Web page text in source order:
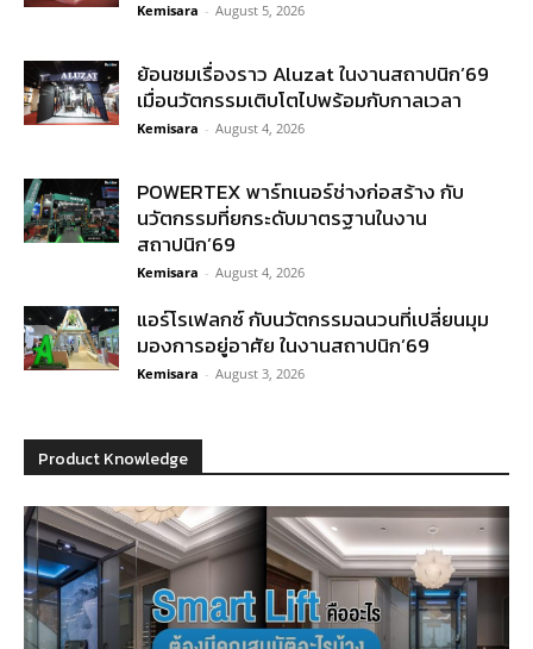
Kemisara - August 5, 2026
ย้อนชมเรื่องราว Aluzat ในงานสถาปนิก’69
เมื่อนวัตกรรมเติบโตไปพร้อมกับกาลเวลา
Kemisara - August 4, 2026
POWERTEX พาร์ทเนอร์ช่างก่อสร้าง กับ
นวัตกรรมที่ยกระดับมาตรฐานในงาน
สถาปนิก’69
Kemisara - August 4, 2026
แอร์โรเฟลกซ์ กับนวัตกรรมฉนวนที่เปลี่ยนมุม
มองการอยู่อาศัย ในงานสถาปนิก’69
Kemisara - August 3, 2026
Product Knowledge